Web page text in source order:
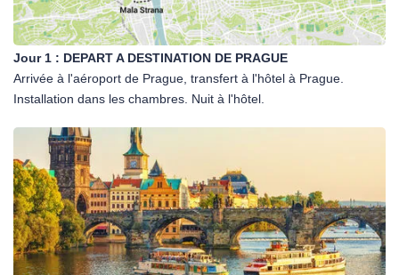
Jour 1 : DEPART A DESTINATION DE PRAGUE
Arrivée à l'aéroport de Prague, transfert à l'hôtel à Prague.
Installation dans les chambres. Nuit à l'hôtel.